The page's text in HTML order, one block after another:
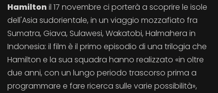
Hamiltonil 17 novembre ci porterà a scoprire le isole
dell'Asia sudorientale, in un viaggio mozzafiato fra
Sumatra, Giava, Sulawesi, Wakatobi, Halmahera in
Indonesia: il film è il primo episodio di una trilogia che
Hamilton e la sua squadra hanno realizzato «in oltre
due anni, con un lungo periodo trascorso prima a
programmare e fare ricerca sulle varie possibilità»,